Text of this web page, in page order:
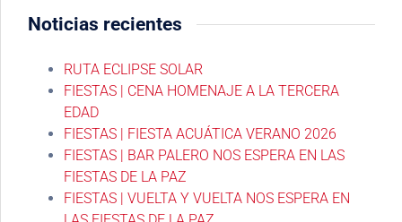
Noticias recientes
RUTA ECLIPSE SOLAR
FIESTAS | CENA HOMENAJE A LA TERCERA
EDAD
FIESTAS | FIESTA ACUÁTICA VERANO 2026
FIESTAS | BAR PALERO NOS ESPERA EN LAS
FIESTAS DE LA PAZ
FIESTAS | VUELTA Y VUELTA NOS ESPERA EN